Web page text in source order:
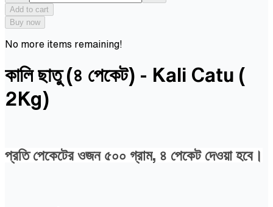
Add to cart
Buy now
No more items remaining!
কালি ছাতু (৪ পেকেট) - Kali Catu (
2Kg)
প্রতি পেকেটের ওজন ৫০০ গ্রাম, ৪ পেকেট দেওয়া হবে।